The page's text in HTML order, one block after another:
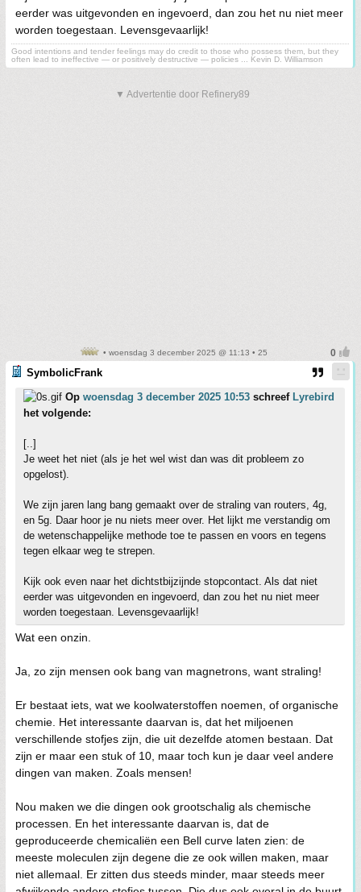
eerder was uitgevonden en ingevoerd, dan zou het nu niet meer
worden toegestaan. Levensgevaarlijk!
Good intentions and tender feelings may do credit to those who possess them, but they
often lead to ineffective — or positively destructive — policies ... Kevin D. Williamson
▼ Advertentie door Refinery89
• woensdag 3 december 2025 @ 11:13 • 25
SymbolicFrank
Op woensdag 3 december 2025 10:53 schreef Lyrebird
het volgende:
[..]
Je weet het niet (als je het wel wist dan was dit probleem zo
opgelost).
We zijn jaren lang bang gemaakt over de straling van routers, 4g,
en 5g. Daar hoor je nu niets meer over. Het lijkt me verstandig om
de wetenschappelijke methode toe te passen en voors en tegens
tegen elkaar weg te strepen.
Kijk ook even naar het dichtstbijzijnde stopcontact. Als dat niet
eerder was uitgevonden en ingevoerd, dan zou het nu niet meer
worden toegestaan. Levensgevaarlijk!
Wat een onzin.
Ja, zo zijn mensen ook bang van magnetrons, want straling!
Er bestaat iets, wat we koolwaterstoffen noemen, of organische
chemie. Het interessante daarvan is, dat het miljoenen
verschillende stofjes zijn, die uit dezelfde atomen bestaan. Dat
zijn er maar een stuk of 10, maar toch kun je daar veel andere
dingen van maken. Zoals mensen!
Nou maken we die dingen ook grootschalig als chemische
processen. En het interessante daarvan is, dat de
geproduceerde chemicaliën een Bell curve laten zien: de
meeste moleculen zijn degene die ze ook willen maken, maar
niet allemaal. Er zitten dus steeds minder, maar steeds meer